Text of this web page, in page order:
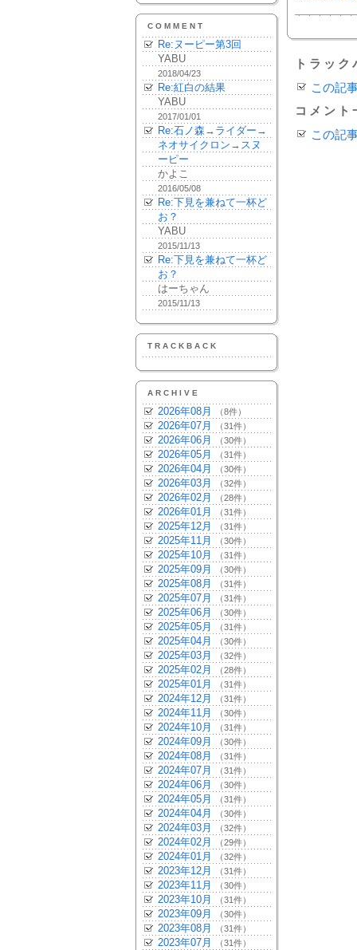
COMMENT
Re:ヌーピー第3回
YABU
2018/04/23
Re:紅白の結果
YABU
2017/01/01
Re:石ノ森→ライダー→
ネオサイクロン→スヌ
ーピー
かよこ
2016/05/08
Re:下見を兼ねて一杯ど
お？
YABU
2015/11/13
Re:下見を兼ねて一杯ど
お？
はーちゃん
2015/11/13
TRACKBACK
ARCHIVE
2026年08月 （8件）
2026年07月 （31件）
2026年06月 （30件）
2026年05月 （31件）
2026年04月 （30件）
2026年03月 （32件）
2026年02月 （28件）
2026年01月 （31件）
2025年12月 （31件）
2025年11月 （30件）
2025年10月 （31件）
2025年09月 （30件）
2025年08月 （31件）
2025年07月 （31件）
2025年06月 （30件）
2025年05月 （31件）
2025年04月 （30件）
2025年03月 （32件）
2025年02月 （28件）
2025年01月 （31件）
2024年12月 （31件）
2024年11月 （30件）
2024年10月 （31件）
2024年09月 （30件）
2024年08月 （31件）
2024年07月 （31件）
2024年06月 （30件）
2024年05月 （31件）
2024年04月 （30件）
2024年03月 （32件）
2024年02月 （29件）
2024年01月 （32件）
2023年12月 （31件）
2023年11月 （30件）
2023年10月 （31件）
2023年09月 （30件）
2023年08月 （31件）
2023年07月 （31件）
トラッ
この記
コメント
この記